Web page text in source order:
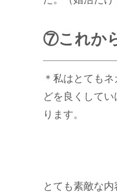
⑦これか
＊私はとても
どを良くして
ります。
とても素敵な